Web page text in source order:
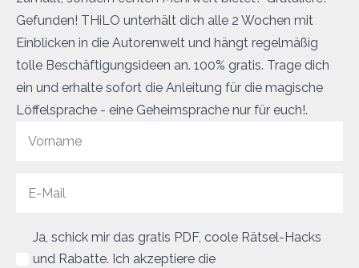
Gefunden! THiLO unterhält dich alle 2 Wochen mit
Einblicken in die Autorenwelt und hängt regelmäßig
tolle Beschäftigungsideen an. 100% gratis. Trage dich
ein und erhalte sofort die Anleitung für die magische
Löffelsprache - eine Geheimsprache nur für euch!.
Ja, schick mir das gratis PDF, coole Rätsel-Hacks
und Rabatte. Ich akzeptiere die